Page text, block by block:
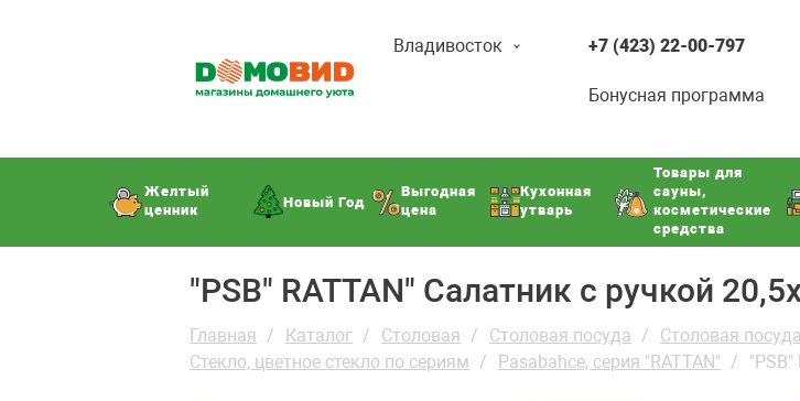
Владивосток +7 (423) 22-00-797
Бонусная программа
Желтый
ценник
Новый Год
Выгодная
цена
Кухонная
утварь
Товары для
сауны,
косметические
средства
"PSB" RATTAN" Салатник с ручкой
Главная Каталог Столовая Столовая посуда
Столовая
Стекло, цветное стекло по сериям
Pasabahce, серия "RATTAN"